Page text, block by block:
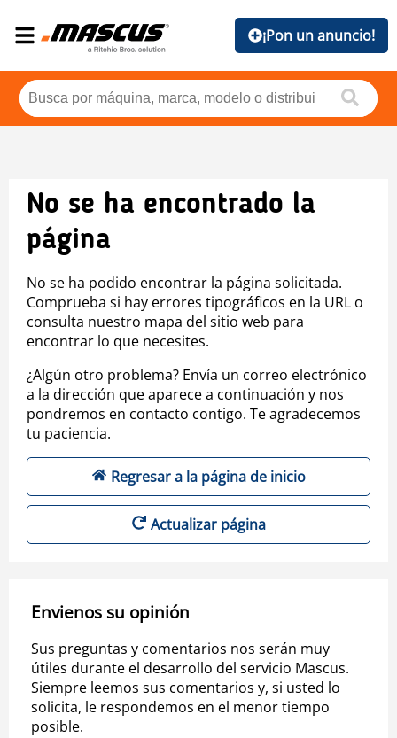
¡Pon un anuncio!
No se ha encontrado la
página
No se ha podido encontrar la página solicitada.
Comprueba si hay errores tipográficos en la URL o
consulta nuestro mapa del sitio web para
encontrar lo que necesites.
¿Algún otro problema? Envía un correo electrónico
a la dirección que aparece a continuación y nos
pondremos en contacto contigo. Te agradecemos
tu paciencia.
Regresar a la página de inicio
Actualizar página
Envienos su opinión
Sus preguntas y comentarios nos serán muy
útiles durante el desarrollo del servicio Mascus.
Siempre leemos sus comentarios y, si usted lo
solicita, le respondemos en el menor tiempo
posible.